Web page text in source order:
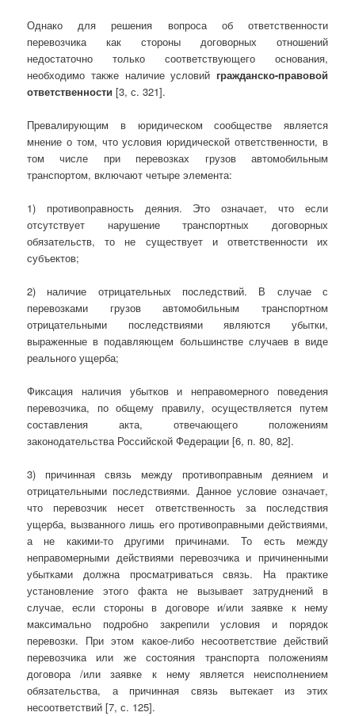
Однако для решения вопроса об ответственности
перевозчика как стороны договорных отношений
недостаточно только соответствующего основания,
необходимо также наличие условий гражданско-правовой
ответственности[3, с. 321].
Превалирующим в юридическом сообществе является
мнение о том, что условия юридической ответственности, в
том числе при перевозках грузов автомобильным
транспортом, включают четыре элемента:
1) противоправность деяния. Это означает, что если
отсутствует нарушение транспортных договорных
обязательств, то не существует и ответственности их
субъектов;
2) наличие отрицательных последствий. В случае с
перевозками грузов автомобильным транспортном
отрицательными последствиями являются убытки,
выраженные в подавляющем большинстве случаев в виде
реального ущерба;
Фиксация наличия убытков и неправомерного поведения
перевозчика, по общему правилу, осуществляется путем
составления акта, отвечающего положениям
законодательства Российской Федерации [6, п. 80, 82].
3) причинная связь между противоправным деянием и
отрицательными последствиями. Данное условие означает,
что перевозчик несет ответственность за последствия
ущерба, вызванного лишь его противоправными действиями,
а не какими-то другими причинами. То есть между
неправомерными действиями перевозчика и причиненными
убытками должна просматриваться связь. На практике
установление этого факта не вызывает затруднений в
случае, если стороны в договоре и/или заявке к нему
максимально подробно закрепили условия и порядок
перевозки. При этом какое-либо несоответствие действий
перевозчика или же состояния транспорта положениям
договора /или заявке к нему является неисполнением
обязательства, а причинная связь вытекает из этих
несоответствий [7, с. 125].